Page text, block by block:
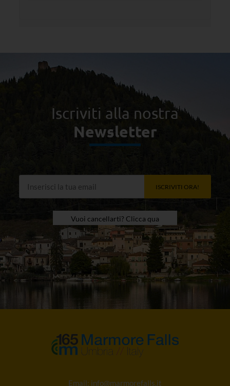
Iscriviti alla nostra
Newsletter
ISCRIVITI ORA!
Vuoi cancellarti? Clicca qua
Email: info@marmorefalls.it